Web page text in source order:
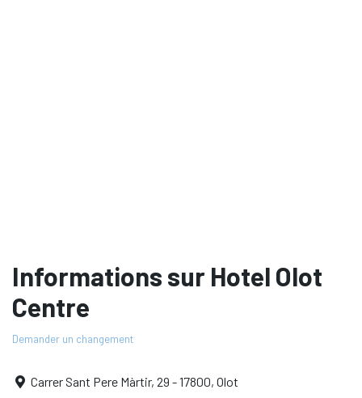
Informations sur Hotel Olot
Centre
Demander un changement
Carrer Sant Pere Màrtir, 29 - 17800, Olot